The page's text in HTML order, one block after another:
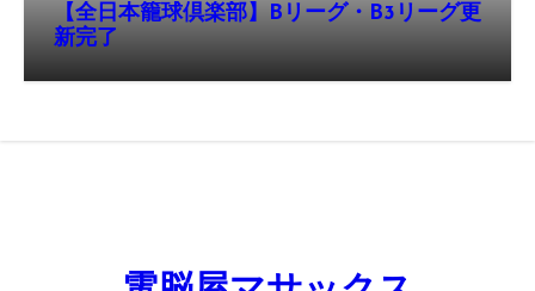
【全日本籠球倶楽部】Bリーグ・B3リーグ更
新完了